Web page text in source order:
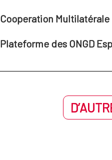
Cooperation Multilatérale
Plateforme des ONGD